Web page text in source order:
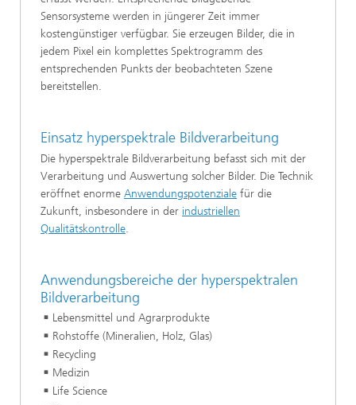
Sensorsysteme werden in jüngerer Zeit immer
kostengünstiger verfügbar. Sie erzeugen Bilder, die in
jedem Pixel ein komplettes Spektrogramm des
entsprechenden Punkts der beobachteten Szene
bereitstellen.
Einsatz hyperspektrale Bildverarbeitung
Die hyperspektrale Bildverarbeitung befasst sich mit der
Verarbeitung und Auswertung solcher Bilder. Die Technik
eröffnet enorme Anwendungspotenziale für die
Zukunft, insbesondere in der industriellen
Qualitätskontrolle.
Anwendungsbereiche der hyperspektralen
Bildverarbeitung
Lebensmittel und Agrarprodukte
Rohstoffe (Mineralien, Holz, Glas)
Recycling
Medizin
Life Science